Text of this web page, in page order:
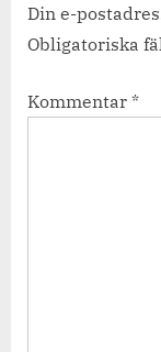
Din e-
Obligatoriska
Kommentar *